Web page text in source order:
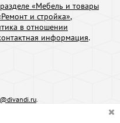
«Мебель и товары
и стройка»,
в отношении
информация.
.